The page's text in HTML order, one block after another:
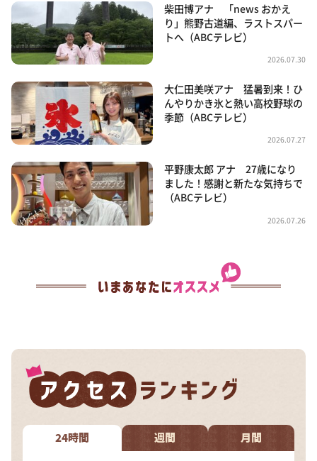
柴田博アナ 「news おかえ
り」熊野古道編、ラストスパー
トへ（ABCテレビ）
2026.07.30
大仁田美咲アナ 猛暑到来！ひ
んやりかき氷と熱い高校野球の
季節（ABCテレビ）
2026.07.27
平野康太郎 アナ 27歳になり
ました！感謝と新たな気持ちで
（ABCテレビ）
2026.07.26
24時間 週間 月間